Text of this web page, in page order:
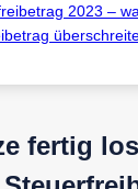
2023 –
fertig